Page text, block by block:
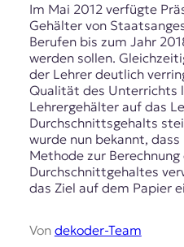
Im Mai 2012 verfügte
Gehälter von
Berufen bis zum Jahr
werden sollen.
der Lehrer deutlich
Qualität des Unterrichts
Lehrergehälter auf das
Durchschnittsgehalts
wurde nun bekannt,
Methode zur Berechnung
Durchschnittgehaltes
das Ziel auf dem Papier
Von dekoder-Team